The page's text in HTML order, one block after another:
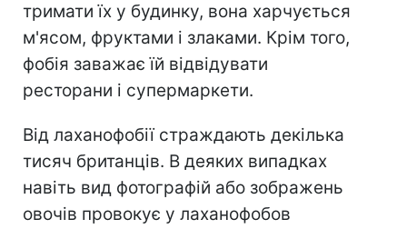
тримати їх у будинку, вона харчується
м'ясом, фруктами і злаками. Крім того,
фобія заважає їй відвідувати
ресторани і супермаркети.
Від лаханофобії страждають декілька
тисяч британців. В деяких випадках
навіть вид фотографій або зображень
овочів провокує у лаханофобов